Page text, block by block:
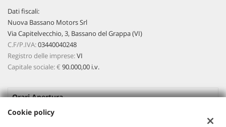
Dati fiscali:
Nuova Bassano Motors Srl
Via Capitelvecchio, 3, Bassano del Grappa (VI)
C.F/P.IVA:03440040248
Registro delle imprese:VI
Capitale sociale: € 90.000,00 i.v.
Orari Apertura
Lun-Ven:
08:45 - 12:30 / 15:00 - 19:00
Cookie policy